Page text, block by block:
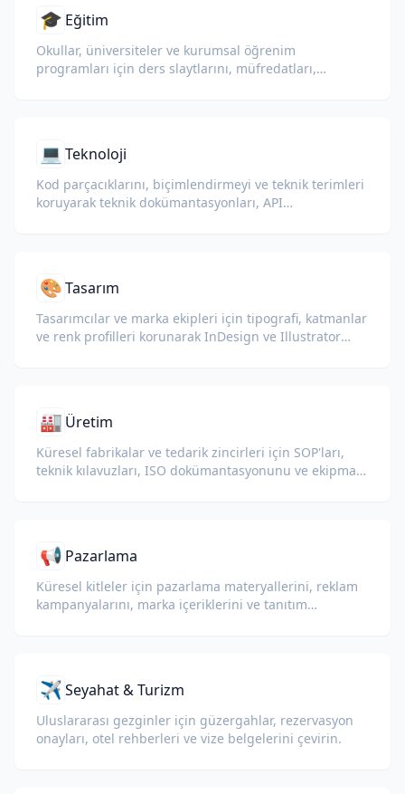
🎓 Eğitim
Okullar, üniversiteler ve kurumsal öğrenim
programları için ders slaytlarını, müfredatları,
💻 Teknoloji
Kod parçacıklarını, biçimlendirmeyi ve teknik terimleri
koruyarak teknik dokümantasyonları, API
🎨Tasarım
Tasarımcılar ve marka ekipleri için tipografi, katmanlar
ve renk profilleri korunarak InDesign ve Illustrator
🏭 Üretim
Küresel fabrikalar ve tedarik zincirleri için SOP'ları,
teknik kılavuzları, ISO dokümantasyonunu ve ekipman
📢 Pazarlama
Küresel kitleler için pazarlama materyallerini, reklam
kampanyalarını, marka içeriklerini ve tanıtım
✈️Seyahat & Turizm
Uluslararası gezginler için güzergahlar, rezervasyon
onayları, otel rehberleri ve vize belgelerini çevirin.